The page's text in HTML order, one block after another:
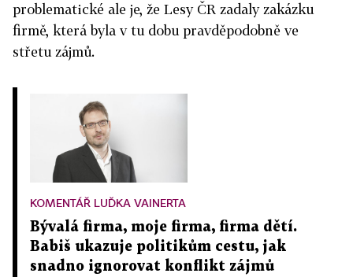
problematické ale je, že Lesy ČR zadaly zakázku
firmě, která byla v tu dobu pravděpodobně ve
střetu zájmů.
KOMENTÁŘ LUĎKA VAINERTA
Bývalá firma, moje firma, firma dětí.
Babiš ukazuje politikům cestu, jak
snadno ignorovat konflikt zájmů